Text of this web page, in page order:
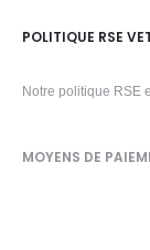
POLITIQUE RSE
Notre politique RSE
MOYENS DE